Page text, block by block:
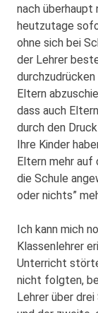
nach
heutzutage
ohne sich bei
der Lehrer
Eltern
dass auch
durch den
Ihre Kinder
Eltern mehr auf
die Schule
oder nichts”
Ich kann mich
Klassenlehrer
Unterricht
nicht folgten,
Lehrer über